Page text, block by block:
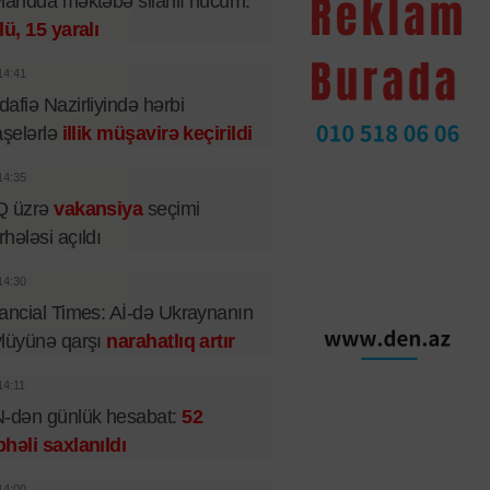
15 yaralı
Nazirliyində hərbi
illik müşavirə keçirildi
üzrəvakansiyaseçimi
açıldı
Times: Aİ-də Ukraynanın
qarşı narahatlıq artır
dən günlük hesabat: 52
saxlanıldı